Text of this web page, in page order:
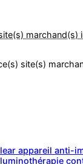
appareil anti-